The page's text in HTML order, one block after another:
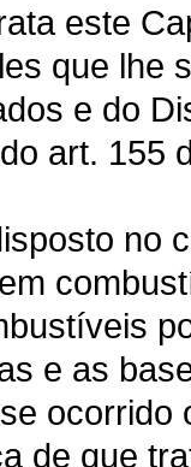
este
que lhe
e do
art. 155
no
e as
ocorrido
de que